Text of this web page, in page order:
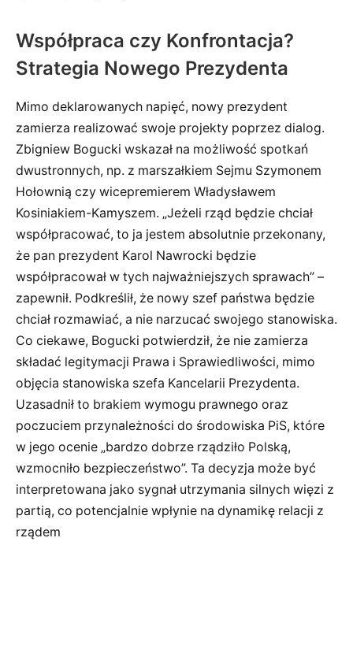
Współpraca czy Konfrontacja?
Strategia Nowego Prezydenta
Mimo deklarowanych napięć, nowy prezydent
zamierza realizować swoje projekty poprzez dialog.
Zbigniew Bogucki wskazał na możliwość spotkań
dwustronnych, np. z marszałkiem Sejmu Szymonem
Hołownią czy wicepremierem Władysławem
Kosiniakiem-Kamyszem. „Jeżeli rząd będzie chciał
współpracować, to ja jestem absolutnie przekonany,
że pan prezydent Karol Nawrocki będzie
współpracował w tych najważniejszych sprawach” –
zapewnił. Podkreślił, że nowy szef państwa będzie
chciał rozmawiać, a nie narzucać swojego stanowiska.
Co ciekawe, Bogucki potwierdził, że nie zamierza
składać legitymacji Prawa i Sprawiedliwości, mimo
objęcia stanowiska szefa Kancelarii Prezydenta.
Uzasadnił to brakiem wymogu prawnego oraz
poczuciem przynależności do środowiska PiS, które
w jego ocenie „bardzo dobrze rządziło Polską,
wzmocniło bezpieczeństwo”. Ta decyzja może być
interpretowana jako sygnał utrzymania silnych więzi z
partią, co potencjalnie wpłynie na dynamikę relacji z
rządem